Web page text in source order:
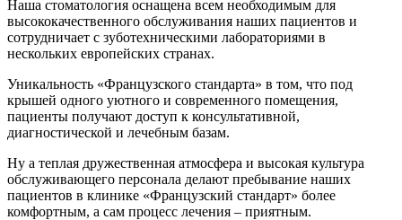
Наша стоматология оснащена всем необходимым для
высококачественного обслуживания наших пациентов и
сотрудничает с зуботехническими лабораториями в
нескольких европейских странах.
Уникальность «Французского стандарта» в том, что под
крышей одного уютного и современного помещения,
пациенты получают доступ к консультативной,
диагностической и лечебным базам.
Ну а теплая дружественная атмосфера и высокая культура
обслуживающего персонала делают пребывание наших
пациентов в клинике «Французский стандарт» более
комфортным, а сам процесс лечения – приятным.